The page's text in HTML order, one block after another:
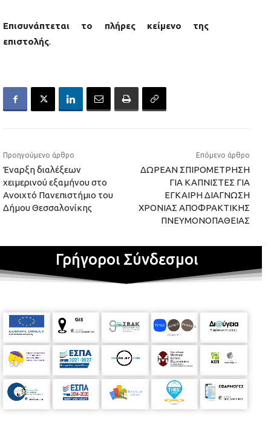
Επισυνάπτεται το πλήρες κείμενο της
επιστολής.
Προηγούμενο άρθρο
Έναρξη διαλέξεων
χειμερινού εξαμήνου στο
Ανοιχτό Πανεπιστήμιο του
Δήμου Θεσσαλονίκης
Επόμενο άρθρο
ΔΩΡΕΑΝ ΣΠΙΡΟΜΕΤΡΗΣΗ
ΓΙΑ ΚΑΠΝΙΣΤΕΣ ΓΙΑ
ΕΓΚΑΙΡΗ ΔΙΑΓΝΩΣΗ
ΧΡΟΝΙΑΣ ΑΠΟΦΡΑΚΤΙΚΗΣ
ΠΝΕΥΜΟΝΟΠΑΘΕΙΑΣ
Γρήγοροι Σύνδεσμοι